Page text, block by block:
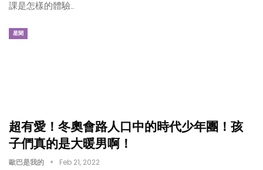
課是怎樣的體驗…
星聞
超有愛！冬奧會路人口中的時代少年團！孩
子們真的是大暖男啊！
歐巴是我的 Feb 21, 2022